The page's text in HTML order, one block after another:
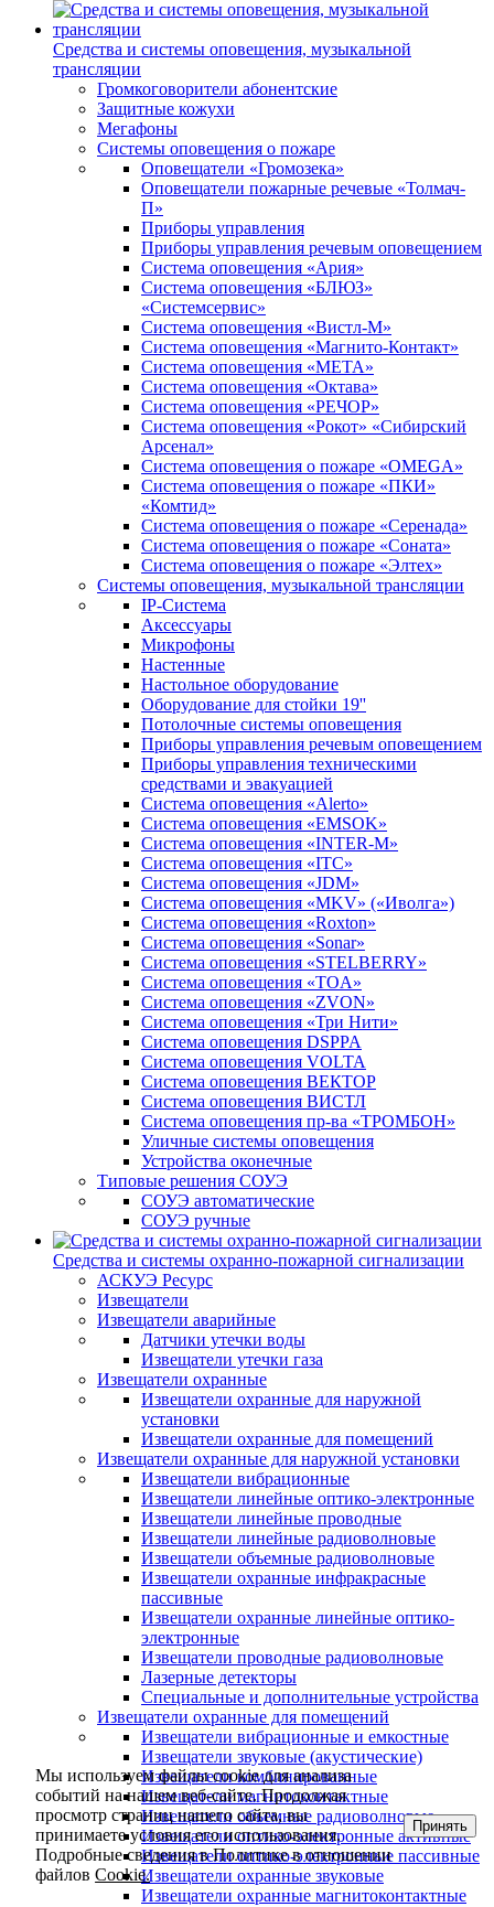
Средства и системы оповещения, музыкальной
трансляции
Громкоговорители абонентские
Защитные кожухи
Мегафоны
Системы оповещения о пожаре
Оповещатели «Громозека»
Оповещатели пожарные речевые «Толмач-
П»
Приборы управления
Приборы управления речевым оповещением
Система оповещения «Ария»
Система оповещения «БЛЮЗ»
«Системсервис»
Система оповещения «Вистл-М»
Система оповещения «Магнито-Контакт»
Система оповещения «МЕТА»
Система оповещения «Октава»
Система оповещения «РЕЧОР»
Система оповещения «Рокот» «Сибирский
Арсенал»
Система оповещения о пожаре «OMEGA»
Система оповещения о пожаре «ПКИ»
«Комтид»
Система оповещения о пожаре «Серенада»
Система оповещения о пожаре «Соната»
Система оповещения о пожаре «Элтех»
Системы оповещения, музыкальной трансляции
IP-Система
Аксессуары
Микрофоны
Настенные
Настольное оборудование
Оборудование для стойки 19''
Потолочные системы оповещения
Приборы управления речевым оповещением
Приборы управления техническими
средствами и эвакуацией
Система оповещения «Alerto»
Система оповещения «EMSOK»
Система оповещения «INTER-M»
Система оповещения «ITC»
Система оповещения «JDM»
Система оповещения «MKV» («Иволга»)
Система оповещения «Roxton»
Система оповещения «Sonar»
Система оповещения «STELBERRY»
Система оповещения «TOA»
Система оповещения «ZVON»
Система оповещения «Три Нити»
Система оповещения DSPPA
Система оповещения VOLTA
Система оповещения ВЕКТОР
Система оповещения ВИСТЛ
Система оповещения пр-ва «ТРОМБОН»
Уличные системы оповещения
Устройства оконечные
Типовые решения СОУЭ
СОУЭ автоматические
СОУЭ ручные
Средства и системы охранно-пожарной сигнализации
АСКУЭ Ресурс
Извещатели
Извещатели аварийные
Датчики утечки воды
Извещатели утечки газа
Извещатели охранные
Извещатели охранные для наружной
установки
Извещатели охранные для помещений
Извещатели охранные для наружной установки
Извещатели вибрационные
Извещатели линейные оптико-электронные
Извещатели линейные проводные
Извещатели линейные радиоволновые
Извещатели объемные радиоволновые
Извещатели охранные инфракрасные
пассивные
Извещатели охранные линейные оптико-
электронные
Извещатели проводные радиоволновые
Лазерные детекторы
Специальные и дополнительные устройства
Извещатели охранные для помещений
Извещатели вибрационные и емкостные
Извещатели звуковые (акустические)
Извещатели комбинированные
Извещатели магнитоконтактные
Извещатели объемные радиоволновые
Извещатели оптико-электронные активные
Извещатели оптико-электронные пассивные
Извещатели охранные звуковые
Извещатели охранные магнитоконтактные
Мы используем файлы cookie для анализа
событий на нашем веб-сайте. Продолжая
просмотр страниц нашего сайта, вы
принимаете условия его использования.
Подробные сведения в Политике в отношении
файловCookie.
Принять